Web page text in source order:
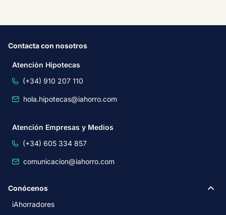
Contacta con nosotros
Atención Hipotecas
(+34) 910 207 110
hola.hipotecas@iahorro.com
Atención Empresas y Medios
(+34) 605 334 857
comunicacion@iahorro.com
Conócenos
iAhorradores